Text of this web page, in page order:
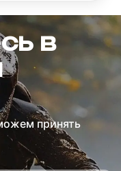
в
принять